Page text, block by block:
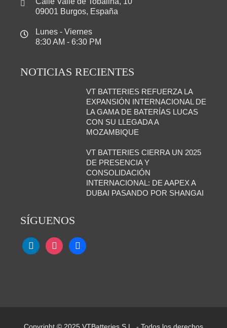
09001 Burgos, España
Lunes - Viernes
8:30 AM - 6:30 PM
NOTICIAS RECIENTES
VT BATTERIES REFUERZA LA
EXPANSIÓN INTERNACIONAL DE
LA GAMA DE BATERÍAS LUCAS
CON SU LLEGADA A
MOZAMBIQUE
VT BATTERIES CIERRA UN 2025
DE PRESENCIA Y
CONSOLIDACIÓN
INTERNACIONAL: DE AAPEX A
DUBAI PASANDO POR SHANGAI
SÍGUENOS